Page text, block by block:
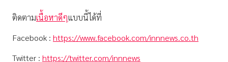
ติดตามเนื้อหาดีๆแบบนี้ได้ที่
Facebook : https://www.facebook.com/innnews.co.th
Twitter : https://twitter.com/innnews